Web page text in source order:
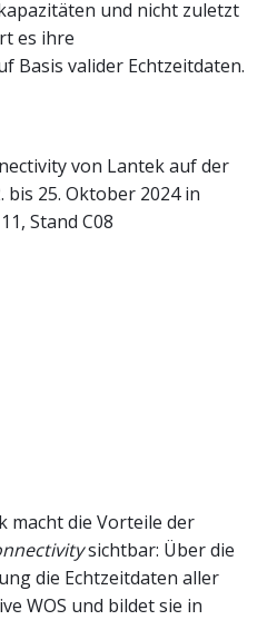
und nicht zuletzt
es ihre
Basis valider Echtzeitdaten.
von Lantek auf der
bis 25. Oktober 2024 in
Stand C08
macht die Vorteile der
sichtbar: Über die
die Echtzeitdaten aller
WOS und bildet sie in